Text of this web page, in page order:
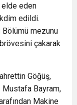
eden
edildi.
mezunu
çakarak
Göğüş,
Mustafa Bayram,
Makine